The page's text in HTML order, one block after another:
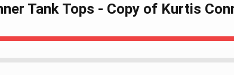
Tank Tops - Copy of Kurtis